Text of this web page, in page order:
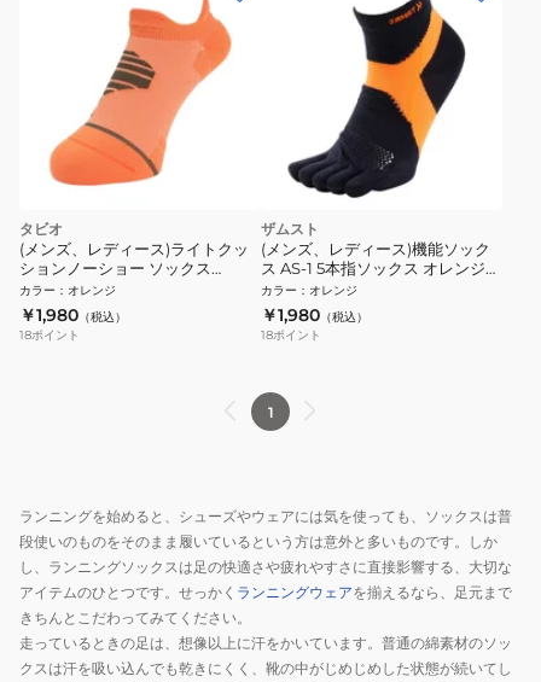
タビオ
(メンズ、レディース)ライトクッ
ションノーショー ソックス
071120070 52
カラー ： オレンジ
￥1,980 （税込）
18ポイント
ザムスト
(メンズ、レディース)機能ソック
ス AS-1 5本指ソックス オレンジ
靴下
カラー ： オレンジ
￥1,980 （税込）
18ポイント
1
ランニングを始めると、シューズやウェアには気を使っても、ソックスは普
段使いのものをそのまま履いているという方は意外と多いものです。しか
し、ランニングソックスは足の快適さや疲れやすさに直接影響する、大切な
アイテムのひとつです。せっかく ランニングウェアを揃えるなら、足元まで
きちんとこだわってみてください。
走っているときの足は、想像以上に汗をかいています。普通の綿素材のソッ
クスは汗を吸い込んでも乾きにくく、靴の中がじめじめした状態が続いてし